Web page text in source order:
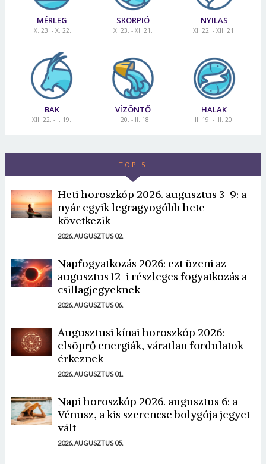
MÉRLEG
IX. 23. - X. 22.
SKORPIÓ
X. 23. - XI. 21.
NYILAS
XI. 22. - XII. 21.
BAK
XII. 22. - I. 19.
VÍZÖNTŐ
I. 20. - II. 18.
HALAK
II. 19. - III. 20.
TOP 5
Heti horoszkóp 2026. augusztus 3-9: a
nyár egyik legragyogóbb hete
következik
2026. AUGUSZTUS 02.
Napfogyatkozás 2026: ezt üzeni az
augusztus 12-i részleges fogyatkozás a
csillagjegyeknek
2026. AUGUSZTUS 06.
Augusztusi kínai horoszkóp 2026:
elsöprő energiák, váratlan fordulatok
érkeznek
2026. AUGUSZTUS 01.
Napi horoszkóp 2026. augusztus 6: a
Vénusz, a kis szerencse bolygója jegyet
vált
2026. AUGUSZTUS 05.